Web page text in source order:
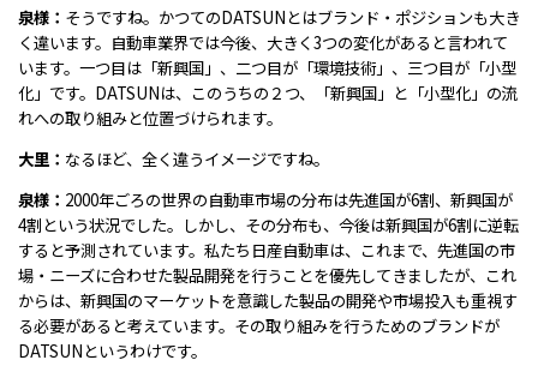
泉様： そうですね。かつてのDATSUNとはブランド・ポジションも大き
く違います。自動車業界では今後、大きく3つの変化があると言われて
います。一つ目は「新興国」、二つ目が「環境技術」、三つ目が「小型
化」です。DATSUNは、このうちの２つ、「新興国」と「小型化」の流
れへの取り組みと位置づけられます。
大里： なるほど、全く違うイメージですね。
泉様： 2000年ごろの世界の自動車市場の分布は先進国が6割、新興国が
4割という状況でした。しかし、その分布も、今後は新興国が6割に逆転
すると予測されています。私たち日産自動車は、これまで、先進国の市
場・ニーズに合わせた製品開発を行うことを優先してきましたが、これ
からは、新興国のマーケットを意識した製品の開発や市場投入も重視す
る必要があると考えています。その取り組みを行うためのブランドが
DATSUNというわけです。